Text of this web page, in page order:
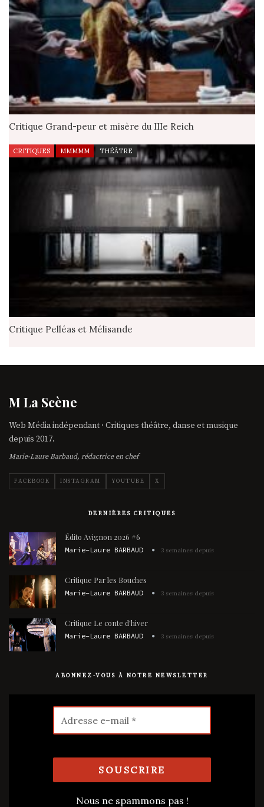
Critique Grand-peur et misère du IIIe Reich
CRITIQUES MMMMM THÉÂTRE
Critique Pelléas et Mélisande
M La Scène
Web Média indépendant · Critiques théâtre, danse et musique
depuis 2017.
Marie-Laure Barbaud, rédactrice en chef
FACEBOOK INSTAGRAM YOUTUBE X
DERNIÈRES CRITIQUES
Édito Avignon 2026 #6
Marie-Laure BARBAUD 3 semaines depuis
Critique Par les Bouches
Marie-Laure BARBAUD 3 semaines depuis
Critique Le conte d'hiver
Marie-Laure BARBAUD 3 semaines depuis
ABONNEZ-VOUS À NOTRE NEWSLETTER
Nous ne spammons pas !